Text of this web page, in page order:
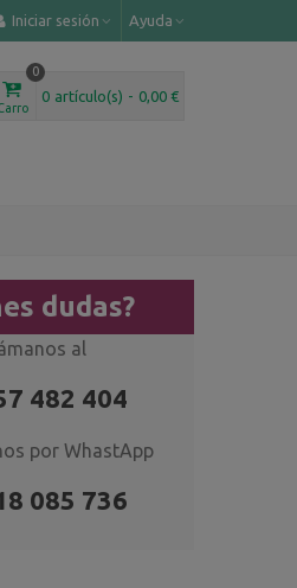
Iniciar sesión Ayuda
0
0 artículo(s) - 0,00 €
dudas?
al
482 404
por WhastApp
085 736